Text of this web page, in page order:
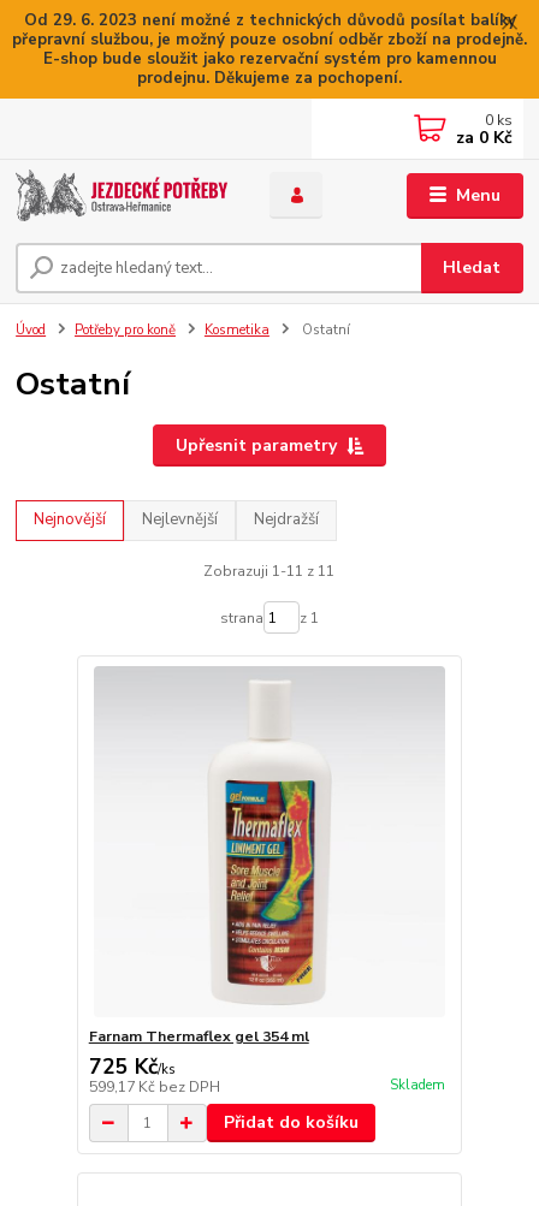
Od 29. 6. 2023 není možné z technických důvodů posílat balíky
přepravní službou, je možný pouze osobní odběr zboží na prodejně.
E-shop bude sloužit jako rezervační systém pro kamennou
prodejnu. Děkujeme za pochopení.
Menu
Hledat
0 ks
za 0 Kč
Úvod Potřeby pro koně Kosmetika Ostatní
Ostatní
Upřesnit parametry
Nejnovější Nejlevnější Nejdražší
Zobrazuji 1-11 z 11
strana z 1
Farnam Thermaflex gel 354 ml
725 Kč/ks
599,17 Kč bez DPH Skladem
Přidat do košíku